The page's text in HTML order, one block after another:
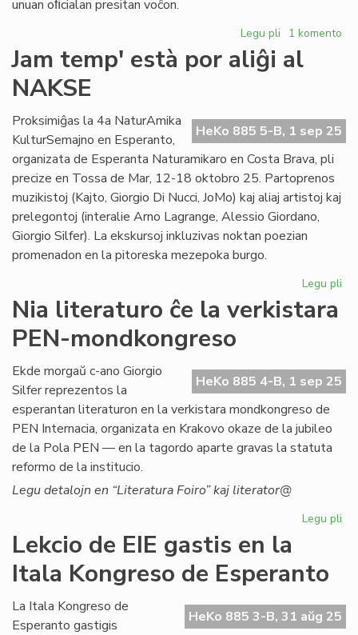
unuan oﬁcialan presitan voĉon.
Legu pli pri
unua
esperanto
festas
sian
datrevenon
1 komento
Jam temp' està por aliĝi al
NAKSE
HeKo 885 5-B, 1 sep 25
Proksimiĝas la 4a NaturAmika
KulturSemajno en Esperanto,
organizata de Esperanta Naturamikaro en Costa Brava, pli
precize en Tossa de Mar, 12-18 oktobro 25. Partoprenos
muzikistoj (Kajto, Giorgio Di Nucci, JoMo) kaj aliaj artistoj kaj
prelegontoj (interalie Arno Lagrange, Alessio Giordano,
Giorgio Silfer). La ekskursoj inkluzivas noktan poezian
promenadon en la pitoreska mezepoka burgo.
Legu pli
Nia literaturo ĉe la verkistara
PEN-mondkongreso
HeKo 885 4-B, 1 sep 25
Ekde morgaŭ c-ano Giorgio
Silfer reprezentos la
esperantan literaturon en la verkistara mondkongreso de
PEN Internacia, organizata en Krakovo okaze de la jubileo
de la Pola PEN — en la tagordo aparte gravas la statuta
reformo de la institucio.
Legu detalojn en “Literatura Foiro” kaj literator@
Legu pli
Lekcio de EIE gastis en la
Itala Kongreso de Esperanto
HeKo 885 3-B, 31 aŭg 25
La Itala Kongreso de
Esperanto gastigis